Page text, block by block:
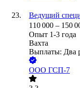
Ведущий
110 000 – 150
Опыт 1-3 года
Вахта
Выплаты: Два
ООО ГСП-7